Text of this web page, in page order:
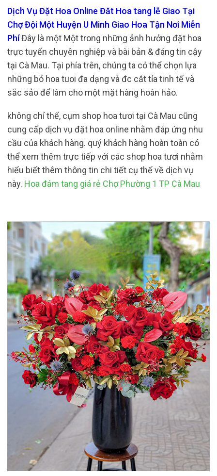
Dịch Vụ Đặt Hoa Online Đăt Hoa tang lễ Giao Tại
Chợ Đội Một Huyện U Minh Giao Hoa Tận Nơi Miễn
PhíĐây là một Một trong những ảnh hưởng đặt hoa
trực tuyến chuyên nghiệp và bài bản & đáng tin cậy
tại Cà Mau. Tại phía trên, chúng ta có thể chọn lựa
những bó hoa tuoi đa dạng và đc cắt tỉa tinh tế và
sắc sảo để làm cho một mặt hàng hoàn hảo.
không chỉ thế, cụm shop hoa tươi tại Cà Mau cũng
cung cấp dịch vụ đặt hoa online nhằm đáp ứng nhu
cầu của khách hàng. quý khách hàng hoàn toàn có
thể xem thêm trực tiếp với các shop hoa tươi nhằm
hiểu biết thêm thông tin chi tiết cụ thể về dịch vụ
này. Hoa đám tang giá rẻ Chợ Phường 1 TP Cà Mau